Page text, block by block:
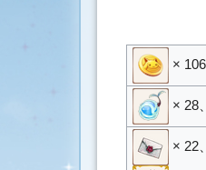
×
× 28
× 22